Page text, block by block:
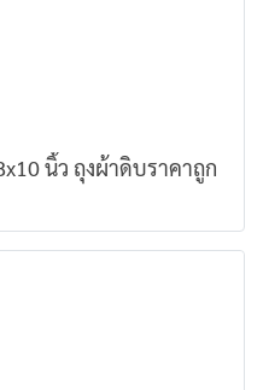
นิ้ว ถุงผ้าดิบราคาถูก